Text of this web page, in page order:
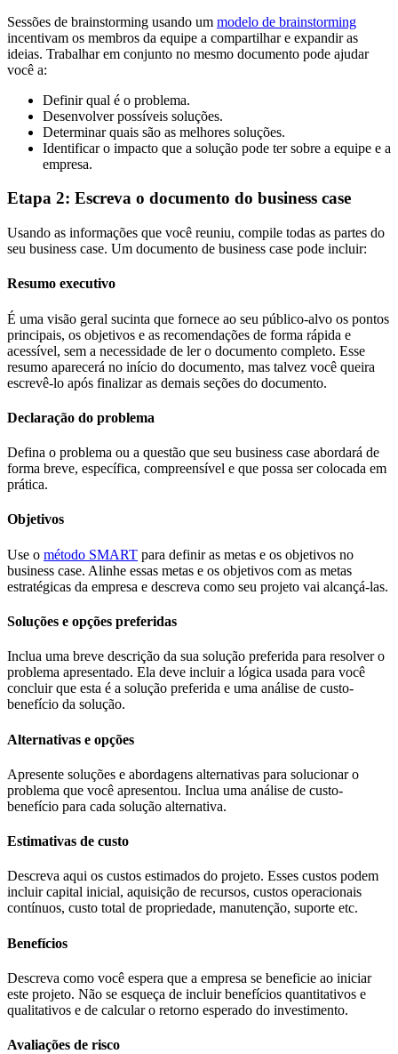
Sessões de brainstorming usando um modelo de brainstorming
incentivam os membros da equipe a compartilhar e expandir as
ideias. Trabalhar em conjunto no mesmo documento pode ajudar
você a:
Definir qual é o problema.
Desenvolver possíveis soluções.
Determinar quais são as melhores soluções.
Identificar o impacto que a solução pode ter sobre a equipe e a
empresa.
Etapa 2: Escreva o documento do business case
Usando as informações que você reuniu, compile todas as partes do
seu business case. Um documento de business case pode incluir:
Resumo executivo
É uma visão geral sucinta que fornece ao seu público-alvo os pontos
principais, os objetivos e as recomendações de forma rápida e
acessível, sem a necessidade de ler o documento completo. Esse
resumo aparecerá no início do documento, mas talvez você queira
escrevê-lo após finalizar as demais seções do documento.
Declaração do problema
Defina o problema ou a questão que seu business case abordará de
forma breve, específica, compreensível e que possa ser colocada em
prática.
Objetivos
Use o método SMART para definir as metas e os objetivos no
business case. Alinhe essas metas e os objetivos com as metas
estratégicas da empresa e descreva como seu projeto vai alcançá-las.
Soluções e opções preferidas
Inclua uma breve descrição da sua solução preferida para resolver o
problema apresentado. Ela deve incluir a lógica usada para você
concluir que esta é a solução preferida e uma análise de custo-
benefício da solução.
Alternativas e opções
Apresente soluções e abordagens alternativas para solucionar o
problema que você apresentou. Inclua uma análise de custo-
benefício para cada solução alternativa.
Estimativas de custo
Descreva aqui os custos estimados do projeto. Esses custos podem
incluir capital inicial, aquisição de recursos, custos operacionais
contínuos, custo total de propriedade, manutenção, suporte etc.
Benefícios
Descreva como você espera que a empresa se beneficie ao iniciar
este projeto. Não se esqueça de incluir benefícios quantitativos e
qualitativos e de calcular o retorno esperado do investimento.
Avaliações de risco